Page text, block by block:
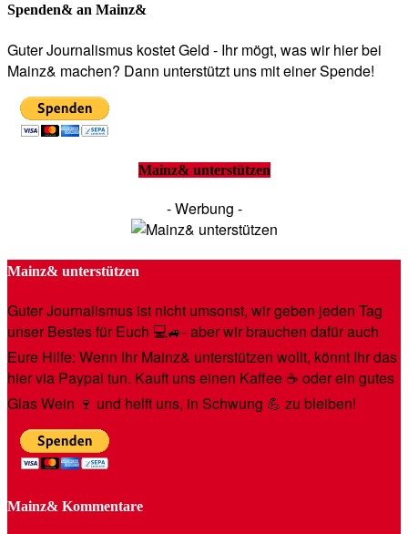
Spenden& an Mainz&
Guter Journalismus kostet Geld - Ihr mögt, was wir hier bei
Mainz& machen? Dann unterstützt uns mit einer Spende!
Mainz& unterstützen
- Werbung -
Mainz& unterstützen
Guter Journalismus ist nicht umsonst, wir geben jeden Tag
unser Bestes für Euch 💻🚙- aber wir brauchen dafür auch
Eure Hilfe: Wenn Ihr Mainz& unterstützen wollt, könnt Ihr das
hier via Paypal tun. Kauft uns einen Kaffee ☕️ oder ein gutes
Glas Wein 🍷 und helft uns, in Schwung 💪 zu bleiben!
Mainz& Kommentare